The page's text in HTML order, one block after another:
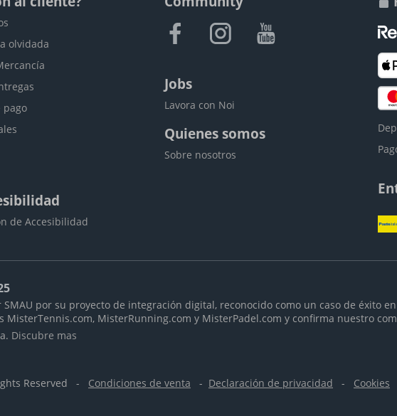
olvidada
pago
de Accesibilidad
Jobs
Lavora con Noi
Quienes somos
Sobre nosotros
por su proyecto de integración digital, reconocido como un caso de éxito
MisterTennis.com, MisterRunning.com y MisterPadel.com y confirma nuestro
Discubre mas
Reserved - Condiciones de venta - Declaración de privacidad - Cookies
Regístrate gratis creando una cuenta y descubre precios
exclusivos, devolución gratuita y muchas otras ventajas.